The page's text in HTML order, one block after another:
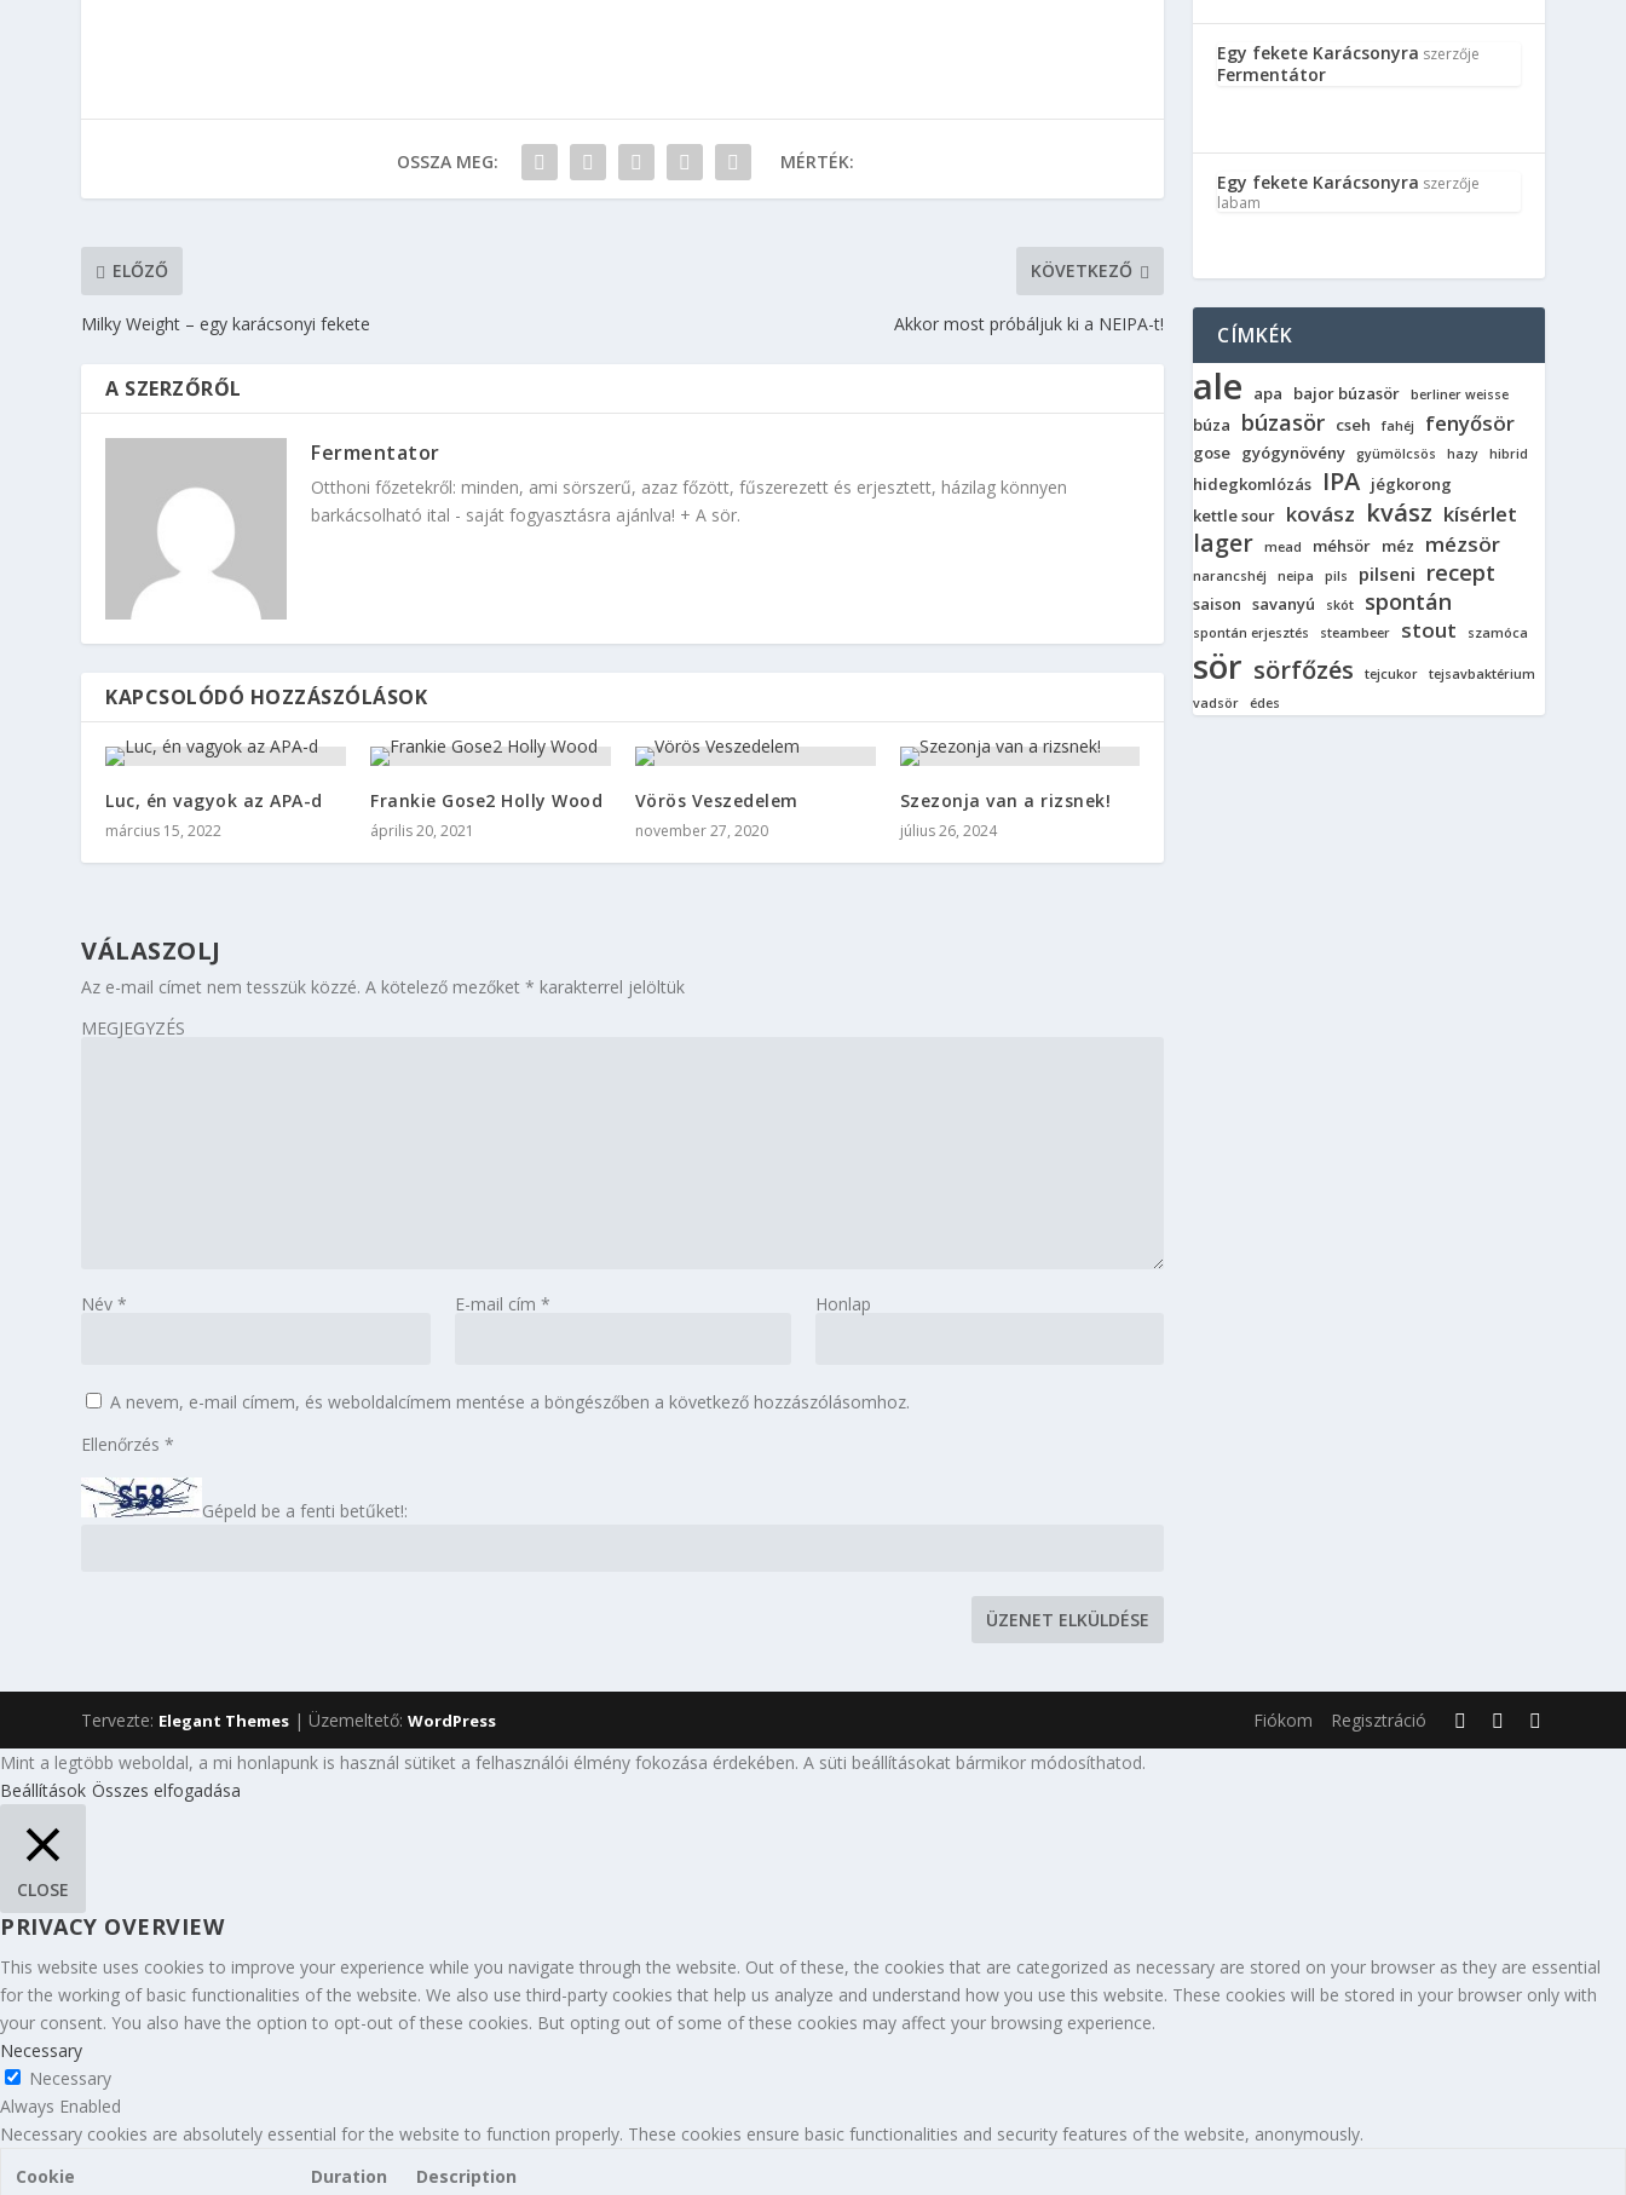
OSSZA MEG: MÉRTÉK:
ELŐZŐ
Milky Weight – egy karácsonyi fekete
KÖVETKEZŐ
Akkor most próbáljuk ki a NEIPA-t!
A SZERZŐRŐL
Fermentator
Otthoni főzetekről: minden, ami sörszerű, azaz főzött, fűszerezett és erjesztett, házilag könnyen
barkácsolható ital - saját fogyasztásra ajánlva! + A sör.
KAPCSOLÓDÓ HOZZÁSZÓLÁSOK
Luc, én vagyok az APA-d
március 15, 2022
Frankie Gose2 Holly Wood
április 20, 2021
Vörös Veszedelem
november 27, 2020
Szezonja van a rizsnek!
július 26, 2024
VÁLASZOLJ
Az e-mail címet nem tesszük közzé. A kötelező mezőket* karakterrel jelöltük
MEGJEGYZÉS
Név* E-mail cím * Honlap
A nevem, e-mail címem, és weboldalcímem mentése a böngészőben a következő hozzászólásomhoz.
Ellenőrzés*
Gépeld be a fenti betűket!:
Egy fekete Karácsonyra szerzője
Fermentátor
Egy fekete Karácsonyra szerzője
labam
CÍMKÉK
ale apa bajor búzasör berliner weisse
búza búzasör cseh fahéj fenyősör
gose gyógynövény gyümölcsös hazy hibrid
hidegkomlózás IPA jégkorong
kettle sour kovász kvász kísérlet
lager mead méhsör méz mézsör
narancshéj neipa pils pilseni recept
saison savanyú skót spontán
spontán erjesztés steambeer stout szamóca
sör sörfőzés tejcukor
tejsavbaktérium
vadsör
édes
Tervezte: Elegant Themes | Üzemeltető:WordPress Fiókom
Regisztráció
Mint a legtöbb weboldal, a mi honlapunk is használ sütiket a felhasználói élmény fokozása érdekében. A süti beállításokat bármikor módosíthatod.
Beállítások Összes elfogadása
CLOSE
PRIVACY OVERVIEW
This website uses cookies to improve your experience while you navigate through the website. Out of these, the cookies that are categorized as necessary are stored on your browser as they are essential
for the working of basic functionalities of the website. We also use third-party cookies that help us analyze and understand how you use this website. These cookies will be stored in your browser only with
your consent. You also have the option to opt-out of these cookies. But opting out of some of these cookies may affect your browsing experience.
Necessary
Necessary
Always Enabled
Necessary cookies are absolutely essential for the website to function properly. These cookies ensure basic functionalities and security features of the website, anonymously.
Cookie
Duration Description